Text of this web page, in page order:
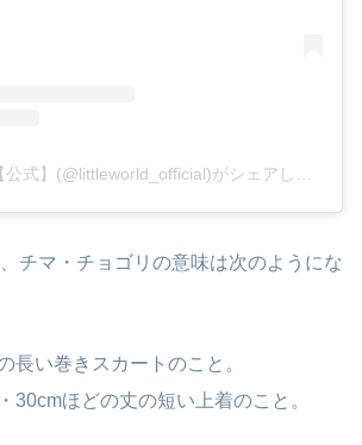
チマ・チョゴリの意味は次のようにな
長い巻きスカートのこと。
30cmほどの丈の短い上着のこと。